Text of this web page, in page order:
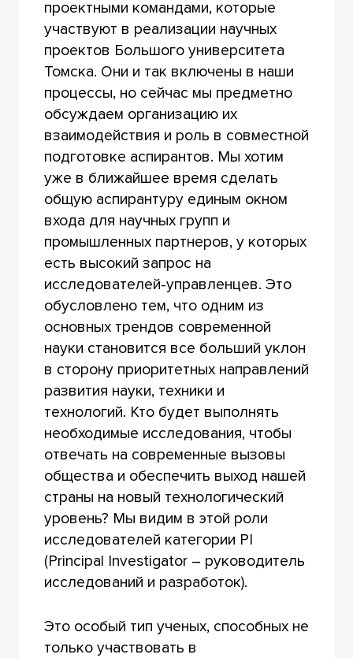
проектными командами, которые
участвуют в реализации научных
проектов Большого университета
Томска. Они и так включены в наши
процессы, но сейчас мы предметно
обсуждаем организацию их
взаимодействия и роль в совместной
подготовке аспирантов. Мы хотим
уже в ближайшее время сделать
общую аспирантуру единым окном
входа для научных групп и
промышленных партнеров, у которых
есть высокий запрос на
исследователей-управленцев. Это
обусловлено тем, что одним из
основных трендов современной
науки становится все больший уклон
в сторону приоритетных направлений
развития науки, техники и
технологий. Кто будет выполнять
необходимые исследования, чтобы
отвечать на современные вызовы
общества и обеспечить выход нашей
страны на новый технологический
уровень? Мы видим в этой роли
исследователей категории PI
(Principal Investigator – руководитель
исследований и разработок).
Это особый тип ученых, способных не
только участвовать в